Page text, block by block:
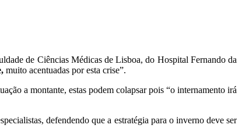
de Ciências Médicas de Lisboa, do Hospital Fernando da
muito acentuadas por esta crise”.
a montante, estas podem colapsar pois “o internamento irá
defendendo que a estratégia para o inverno deve ser